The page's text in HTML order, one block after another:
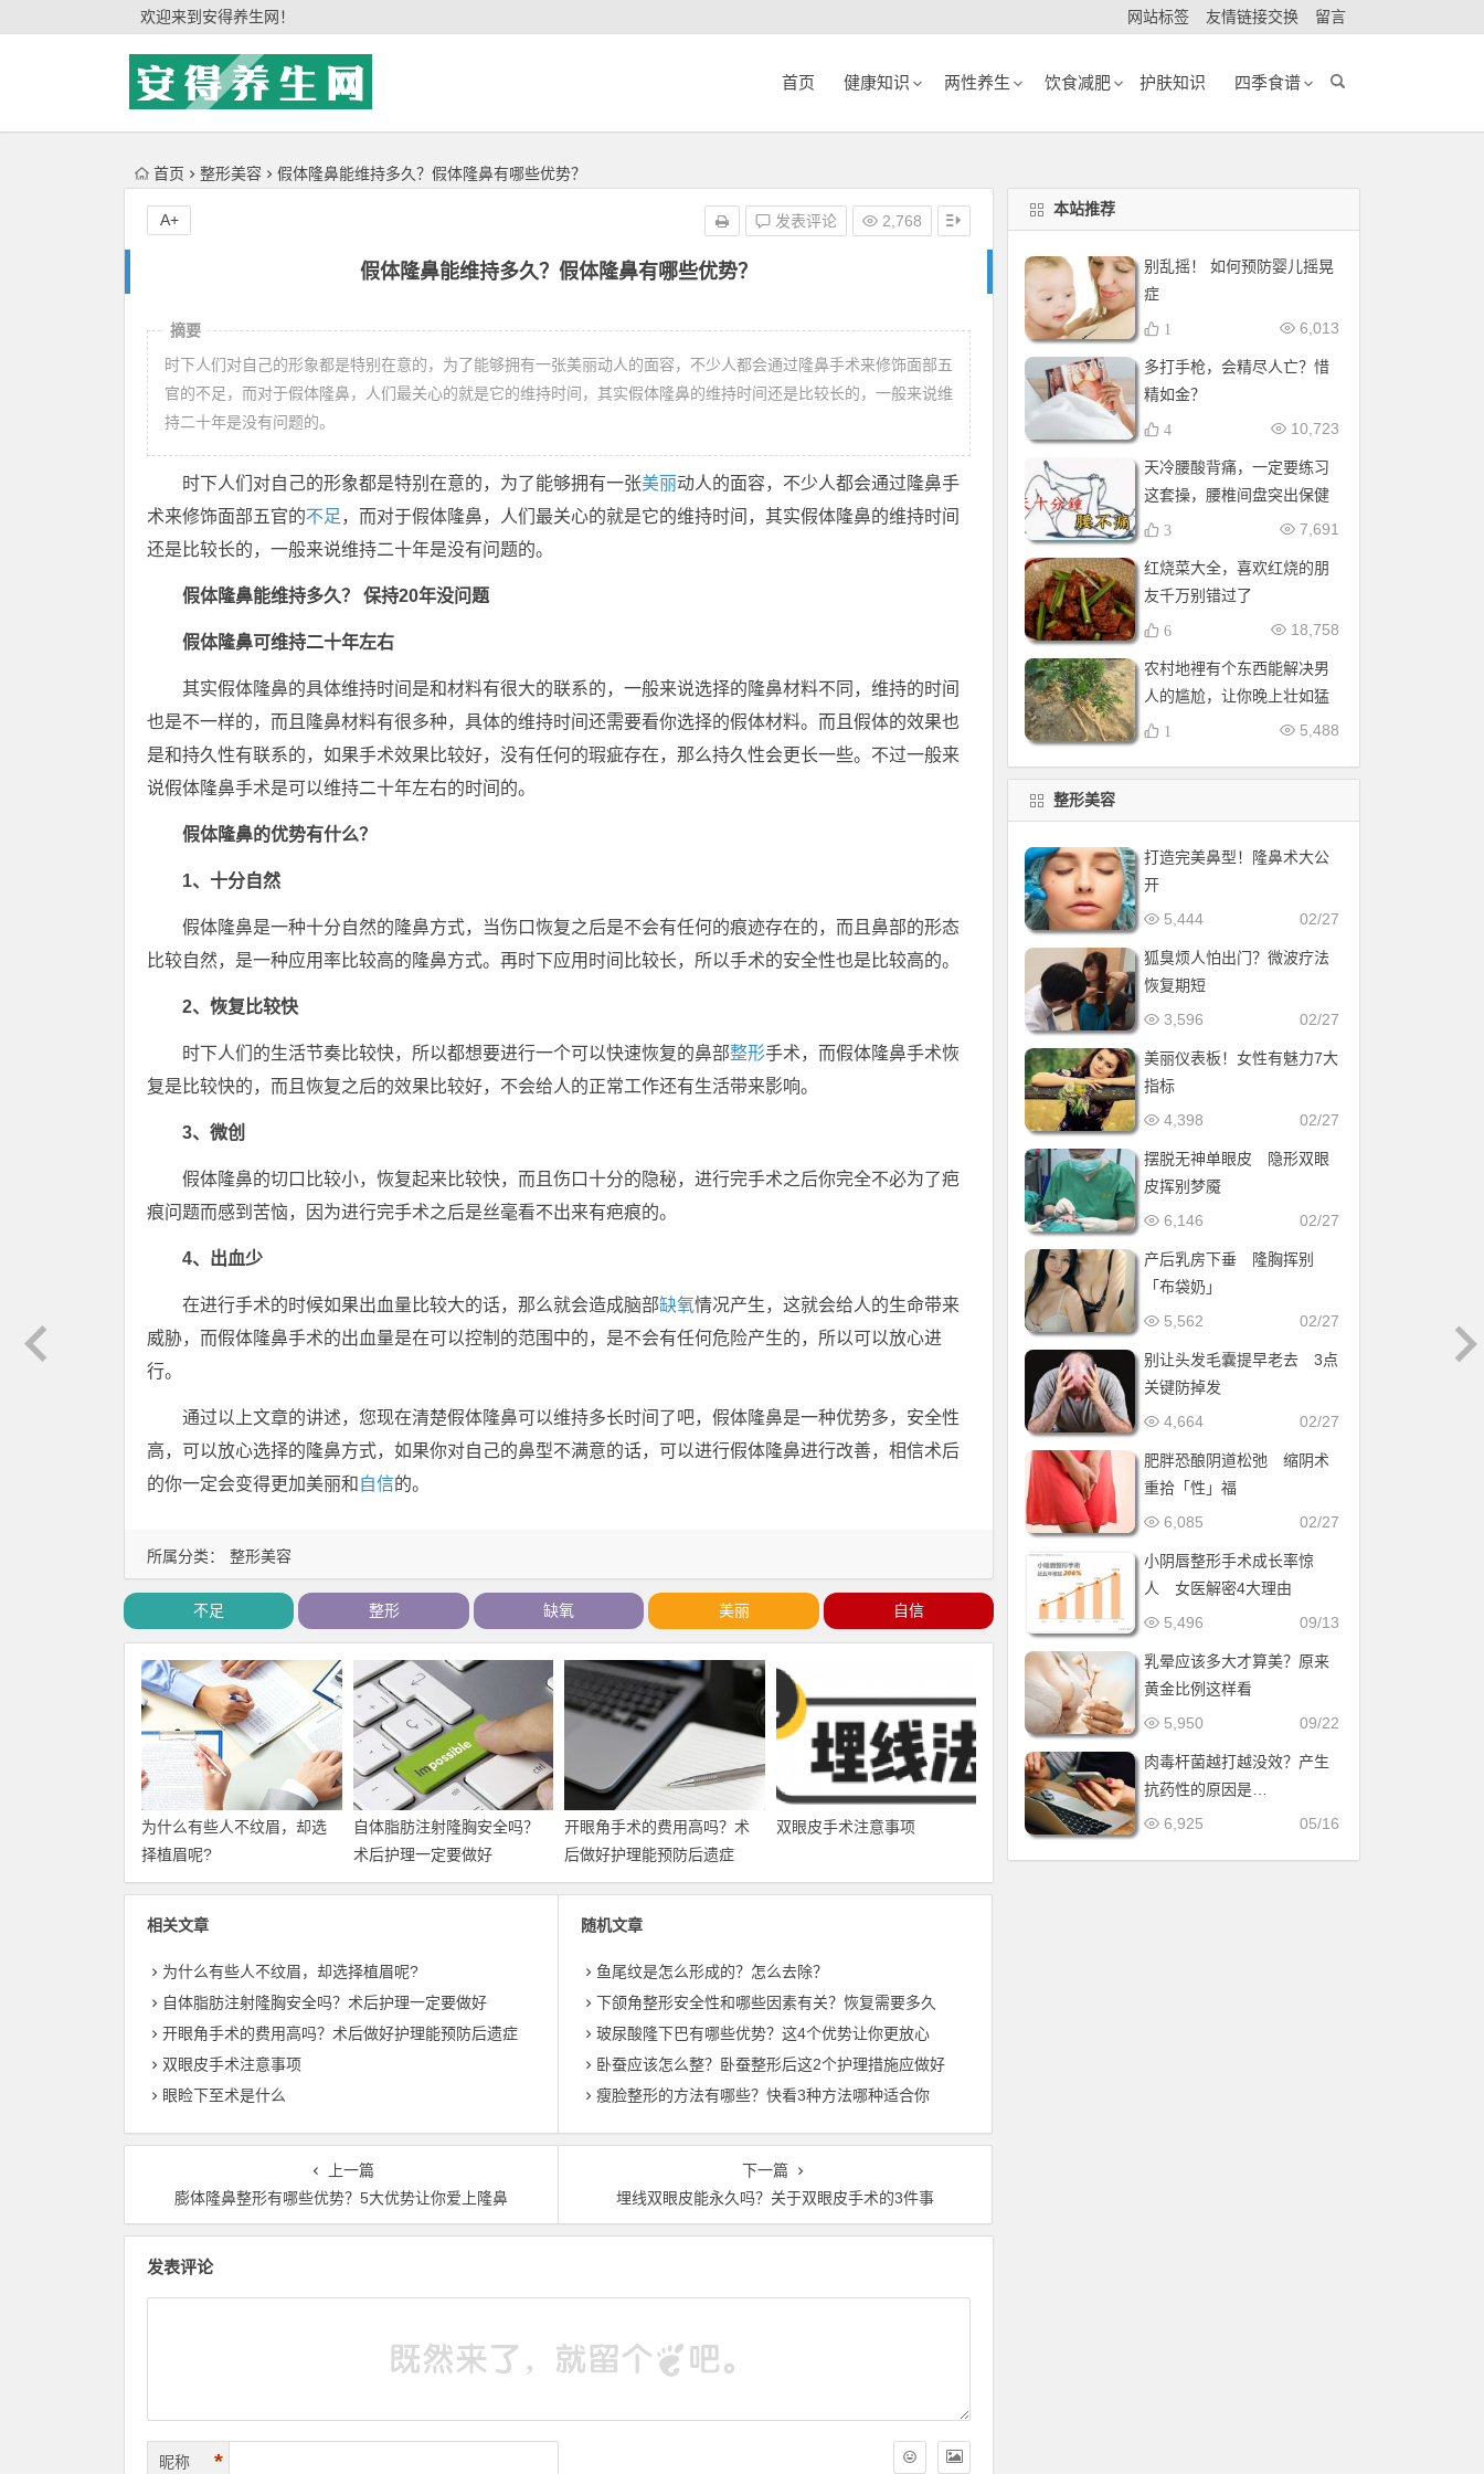
欢迎来到安得养生网！ 网站标签 友情链接交换 留言
首页 健康知识 两性养生 饮食减肥 护肤知识 四季食谱
首页 整形美容 假体隆鼻能维持多久？假体隆鼻有哪些优势？
假体隆鼻能维持多久？假体隆鼻有哪些优势？
发表评论 2,768
A+
所属分类： 整形美容
摘要
时下人们对自己的形象都是特别在意的，为了能够拥有一张美丽动人的面容，不少人都会通过隆鼻手术来修饰面部五
官的不足，而对于假体隆鼻，人们最关心的就是它的维持时间，其实假体隆鼻的维持时间还是比较长的，一般来说维
持二十年是没有问题的。
时下人们对自己的形象都是特别在意的，为了能够拥有一张美丽动人的面容，不少人都会通过隆鼻手
术来修饰面部五官的不足 ，而对于假体隆鼻，人们最关心的就是它的维持时间，其实假体隆鼻的维持时间
还是比较长的，一般来说维持二十年是没有问题的。
假体隆鼻能维持多久？ 保持20年没问题
假体隆鼻可维持二十年左右
其实假体隆鼻的具体维持时间是和材料有很大的联系的，一般来说选择的隆鼻材料不同，维持的时间
也是不一样的，而且隆鼻材料有很多种，具体的维持时间还需要看你选择的假体材料。而且假体的效果也
是和持久性有联系的，如果手术效果比较好，没有任何的瑕疵存在，那么持久性会更长一些。不过一般来
说假体隆鼻手术是可以维持二十年左右的时间的。
假体隆鼻的优势有什么？
1、十分自然
假体隆鼻是一种十分自然的隆鼻方式，当伤口恢复之后是不会有任何的痕迹存在的，而且鼻部的形态
比较自然，是一种应用率比较高的隆鼻方式。再时下应用时间比较长，所以手术的安全性也是比较高的。
2、恢复比较快
时下人们的生活节奏比较快，所以都想要进行一个可以快速恢复的鼻部整形手术，而假体隆鼻手术恢
复是比较快的，而且恢复之后的效果比较好，不会给人的正常工作还有生活带来影响。
3、微创
假体隆鼻的切口比较小，恢复起来比较快，而且伤口十分的隐秘，进行完手术之后你完全不必为了疤
痕问题而感到苦恼，因为进行完手术之后是丝毫看不出来有疤痕的。
4、出血少
在进行手术的时候如果出血量比较大的话，那么就会造成脑部缺氧情况产生，这就会给人的生命带来
威胁，而假体隆鼻手术的出血量是在可以控制的范围中的，是不会有任何危险产生的，所以可以放心进
行。
通过以上文章的讲述，您现在清楚假体隆鼻可以维持多长时间了吧，假体隆鼻是一种优势多，安全性
高，可以放心选择的隆鼻方式，如果你对自己的鼻型不满意的话，可以进行假体隆鼻进行改善，相信术后
的你一定会变得更加美丽和 自信的。
不足 整形 缺氧 美丽 自信
为什么有些人不纹眉，却选
择植眉呢?
自体脂肪注射隆胸安全吗？
术后护理一定要做好
开眼角手术的费用高吗？术
后做好护理能预防后遗症
双眼皮手术注意事项
相关文章
为什么有些人不纹眉，却选择植眉呢?
自体脂肪注射隆胸安全吗？术后护理一定要做好
开眼角手术的费用高吗？术后做好护理能预防后遗症
双眼皮手术注意事项
眼睑下至术是什么
随机文章
鱼尾纹是怎么形成的？怎么去除？
下颌角整形安全性和哪些因素有关？恢复需要多久
玻尿酸隆下巴有哪些优势？这4个优势让你更放心
卧蚕应该怎么整？卧蚕整形后这2个护理措施应做好
瘦脸整形的方法有哪些？快看3种方法哪种适合你
上一篇
膨体隆鼻整形有哪些优势？5大优势让你爱上隆鼻
下一篇
埋线双眼皮能永久吗？关于双眼皮手术的3件事
发表评论
昵称 *
本站推荐
别乱摇！ 如何预防婴儿摇晃
症
6,013
1
多打手枪，会精尽人亡？惜
精如金？
10,723
4
天冷腰酸背痛，一定要练习
这套操，腰椎间盘突出保健
操，全套收好！每天十分钟
7,691
3
红烧菜大全，喜欢红烧的朋
友千万别错过了
18,758
6
农村地裡有个东西能解决男
人的尴尬，让你晚上壮如猛
牛床受不了
5,488
1
整形美容
打造完美鼻型！隆鼻术大公
开
02/27
5,444
狐臭烦人怕出门？微波疗法
恢复期短
02/27
3,596
美丽仪表板！女性有魅力7大
指标
02/27
4,398
摆脱无神单眼皮 隐形双眼
皮挥别梦魇
02/27
6,146
产后乳房下垂 隆胸挥别
「布袋奶」
02/27
5,562
别让头发毛囊提早老去 3点
关键防掉发
02/27
4,664
肥胖恐酿阴道松弛 缩阴术
重拾「性」福
02/27
6,085
小阴唇整形手术成长率惊
人 女医解密4大理由
09/13
5,496
乳晕应该多大才算美？原来
黄金比例这样看
09/22
5,950
肉毒杆菌越打越没效？产生
抗药性的原因是…
05/16
6,925